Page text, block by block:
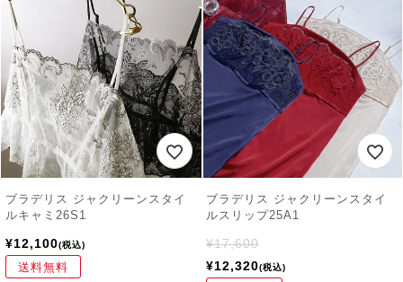
ブラデリス ジャクリーンスタイ
ルキャミ26S1
¥12,100 税込
送料無料
ブラデリス ジャクリーンスタイ
ルスリップ25A1
¥17,600
¥12,320 税込